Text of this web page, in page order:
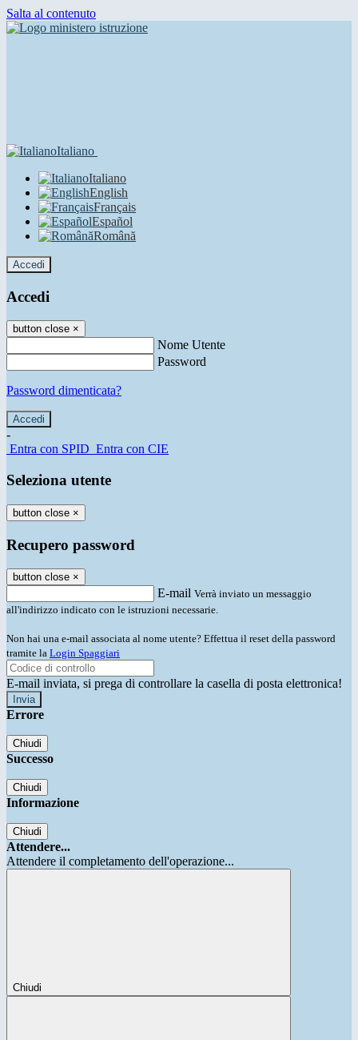
Salta al contenuto
Italiano
Italiano
English
Français
Español
Română
Accedi
Accedi
button close ×
Nome Utente
Password
Password dimenticata?
-
Entra con SPID Entra con CIE
Seleziona utente
button close ×
Recupero password
button close ×
E-mail Verrà inviato un messaggio
all'indirizzo indicato con le istruzioni necessarie.
Non hai una e-mail associata al nome utente? Effettua il reset della password
tramite la Login Spaggiari
E-mail inviata, si prega di controllare la casella di posta elettronica!
Errore
Chiudi
Successo
Chiudi
Informazione
Chiudi
Attendere...
Attendere il completamento dell'operazione...
Chiudi